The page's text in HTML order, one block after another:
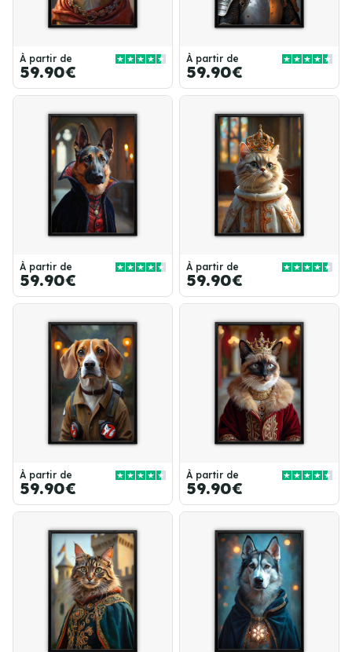
À partir de
59.90€
À partir de
59.90€
À partir de
59.90€
À partir de
59.90€
À partir de
59.90€
À partir de
59.90€